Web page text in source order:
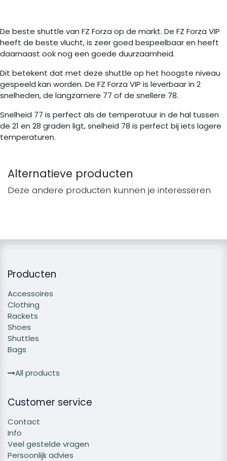
De beste shuttle van FZ Forza op de markt. De FZ Forza VIP
heeft de beste vlucht, is zeer goed bespeelbaar en heeft
daarnaast ook nog een goede duurzaamheid.
Dit betekent dat met deze shuttle op het hoogste niveau
gespeeld kan worden. De FZ Forza VIP is leverbaar in 2
snelheden, de langzamere 77 of de snellere 78.
Snelheid 77 is perfect als de temperatuur in de hal tussen
de 21 en 28 graden ligt, snelheid 78 is perfect bij iets lagere
temperaturen.
Alternatieve producten
Deze andere producten kunnen je interesseren
Producten
Accessoires
Clothing
Rackets
Shoes
Shuttles
Bags
All products
Customer service
Contact
Info
Veel gestelde vragen
Persoonlijk advies